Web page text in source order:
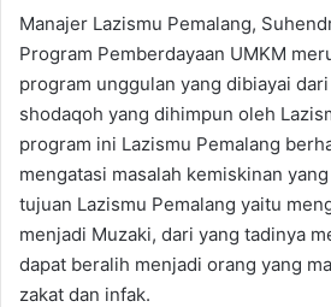
Manajer Lazismu Pemalang,
Program Pemberdayaan UMKM
program unggulan yang dibiayai
shodaqoh yang dihimpun oleh
program ini Lazismu Pemalang
mengatasi masalah kemiskinan
tujuan Lazismu Pemalang yaitu
menjadi Muzaki, dari yang tadinya
dapat beralih menjadi orang yang
zakat dan infak.